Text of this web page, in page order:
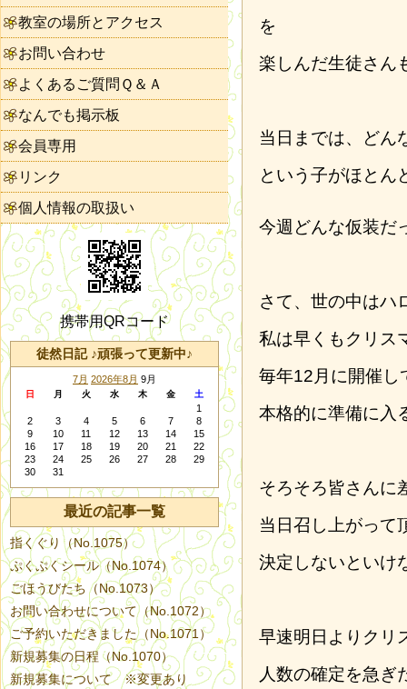
を
楽しんだ生徒さん
当日までは、どん
という子がほとん
今週どんな仮装だ
さて、世の中はハ
私は早くもクリス
毎年12月に開催し
本格的に準備に入
そろそろ皆さんに
当日召し上がって
決定しないといけ
早速明日よりクリ
人数の確定を急ぎ
教室の場所とアクセス
お問い合わせ
よくあるご質問Ｑ＆Ａ
なんでも掲示板
会員専用
リンク
個人情報の取扱い
携帯用QRコード
徒然日記 ♪頑張って更新中♪
7月 2026年8月 9月
日 月 火 水 木 金 土
1
2
3 4 5 6 7
8
9
10 11 12 13 14
15
16
17 18 19 20 21
22
23
24 25 26 27 28
29
30
31
最近の記事一覧
指くぐり（No.1075）
ぷくぷくシール（No.1074）
ごほうびたち（No.1073）
お問い合わせについて（No.1072）
ご予約いただきました（No.1071）
新規募集の日程（No.1070）
新規募集について ※変更あり